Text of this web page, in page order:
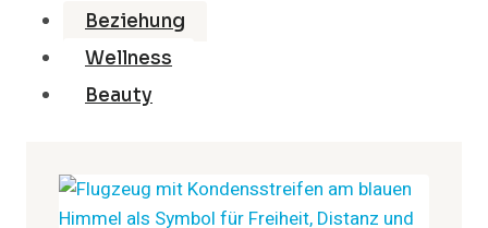
&
QUEERE
HOTSPOTS
Beziehung
Wellness
Beauty